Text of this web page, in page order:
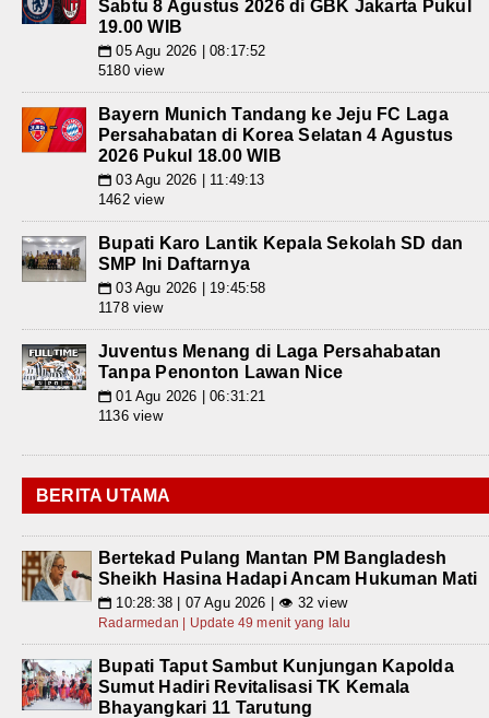
Sabtu 8 Agustus 2026 di GBK Jakarta Pukul
19.00 WIB
📅 05 Agu 2026 | 08:17:52
5180 view
Bayern Munich Tandang ke Jeju FC Laga
Persahabatan di Korea Selatan 4 Agustus
2026 Pukul 18.00 WIB
📅 03 Agu 2026 | 11:49:13
1462 view
Bupati Karo Lantik Kepala Sekolah SD dan
SMP Ini Daftarnya
📅 03 Agu 2026 | 19:45:58
1178 view
Juventus Menang di Laga Persahabatan
Tanpa Penonton Lawan Nice
📅 01 Agu 2026 | 06:31:21
1136 view
BERITA UTAMA
Bertekad Pulang Mantan PM Bangladesh
Sheikh Hasina Hadapi Ancam Hukuman Mati
📅 10:28:38 | 07 Agu 2026 | 👁 32 view
Radarmedan | Update 49 menit yang lalu
Bupati Taput Sambut Kunjungan Kapolda
Sumut Hadiri Revitalisasi TK Kemala
Bhayangkari 11 Tarutung